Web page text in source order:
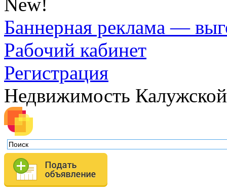
New!
Баннерная реклама —
Рабочий кабинет
Регистрация
Недвижимость